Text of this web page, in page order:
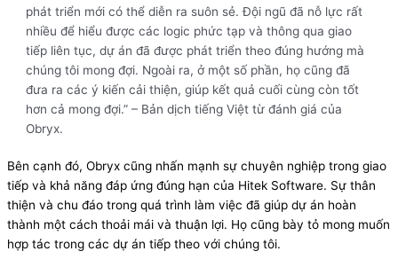
phát triển mới có thể diễn ra suôn sẻ. Đội ngũ đã nỗ lực rất
nhiều để hiểu được các logic phức tạp và thông qua giao
tiếp liên tục, dự án đã được phát triển theo đúng hướng mà
chúng tôi mong đợi. Ngoài ra, ở một số phần, họ cũng đã
đưa ra các ý kiến cải thiện, giúp kết quả cuối cùng còn tốt
hơn cả mong đợi.” – Bản dịch tiếng Việt từ đánh giá của
Obryx.
Bên cạnh đó, Obryx cũng nhấn mạnh sự chuyên nghiệp trong giao
tiếp và khả năng đáp ứng đúng hạn của Hitek Software. Sự thân
thiện và chu đáo trong quá trình làm việc đã giúp dự án hoàn
thành một cách thoải mái và thuận lợi. Họ cũng bày tỏ mong muốn
hợp tác trong các dự án tiếp theo với chúng tôi.